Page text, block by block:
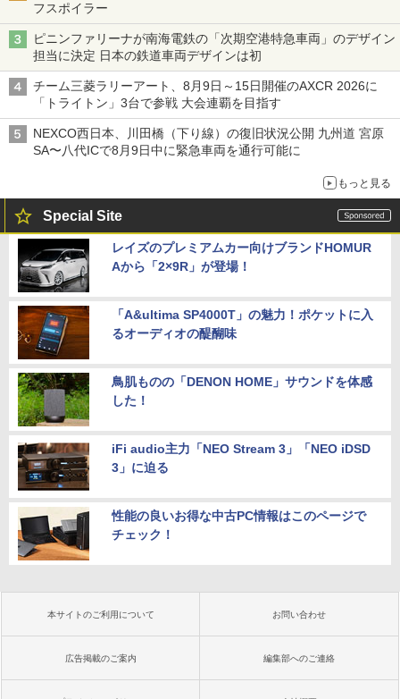
フスポイラー
ピニンファリーナが南海電鉄の「次期空港特急車両」のデザイン
担当に決定 日本の鉄道車両デザインは初
チーム三菱ラリーアート、8月9日～15日開催のAXCR 2026に
「トライトン」3台で参戦 大会連覇を目指す
NEXCO西日本、川田橋（下り線）の復旧状況公開 九州道 宮原
SA〜八代ICで8月9日中に緊急車両を通行可能に
もっと見る
Special Site
レイズのプレミアムカー向けブランドHOMUR
Aから「2×9R」が登場！
「A&ultima SP4000T」の魅力！ポケットに入
るオーディオの醍醐味
鳥肌ものの「DENON HOME」サウンドを体感
した！
iFi audio主力「NEO Stream 3」「NEO iDSD
3」に迫る
性能の良いお得な中古PC情報はこのページで
チェック！
本サイトのご利用について お問い合わせ
広告掲載のご案内 編集部へのご連絡